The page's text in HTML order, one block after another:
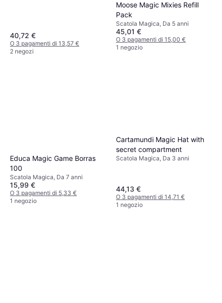
40,72 €
O 3 pagamenti di 13,57 €
2 negozi
Moose Magic Mixies Refill
Pack
Scatola Magica, Da 5 anni
45,01 €
O 3 pagamenti di 15,00 €
1 negozio
Educa Magic Game Borras
100
Scatola Magica, Da 7 anni
15,99 €
O 3 pagamenti di 5,33 €
1 negozio
Cartamundi Magic Hat with
secret compartment
Scatola Magica, Da 3 anni
44,13 €
O 3 pagamenti di 14,71 €
1 negozio